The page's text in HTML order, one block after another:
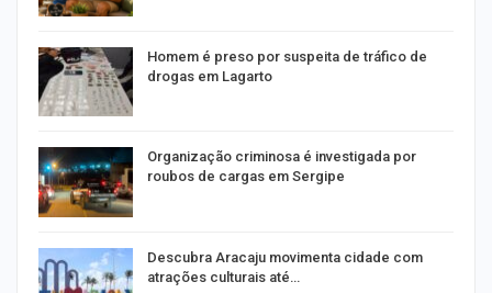
Homem é preso por suspeita de tráfico de
drogas em Lagarto
Organização criminosa é investigada por
roubos de cargas em Sergipe
Descubra Aracaju movimenta cidade com
atrações culturais até…